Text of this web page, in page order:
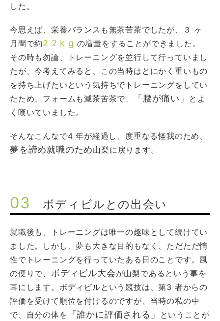
した。
今思えば、栄養バランスも無茶苦茶でしたが、３ ヶ
月間で約2 2 k g の増量をすることができました。
その時も勿論、トレーニングを並行して行っていまし
たが、今考えてみると、この当時はとにかく重いもの
を持ち上げたいという気持ちでトレーニングをしてい
たため、フォームも滅茶苦茶で、
「腰が痛い」
とよ
く嘆いていました。
そんなこんなで4 年が経過し、度重なる怪我のため、
夢を諦め就職のため山梨に戻ります。
03 ボディビルとの出会い
就職後も、トレーニングは唯一の趣味として続けてい
ました。しかし、夢も大きな目的もなく、ただただ惰
性でトレーニングを行っていたある日のことです。風
の便りで、 ボディビル大会が山梨であるという事を
耳にします。ボディビルという競技は、第3 者からの
評価を受けて順位を付けるのですが、当時の私の中
で、自分の体を 「誰かに評価される」 ということが